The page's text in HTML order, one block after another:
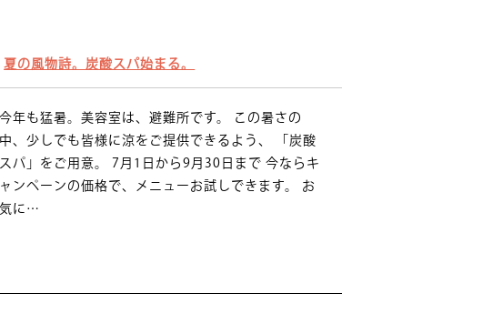
夏の風物詩。炭酸スパ始まる。
今年も猛暑。美容室は、避難所です。 この暑さの
中、少しでも皆様に涼をご提供できるよう、 「炭酸
スパ」をご用意。 7月1日から9月30日まで 今ならキ
ャンペーンの価格で、メニューお試しできます。 お
気に…